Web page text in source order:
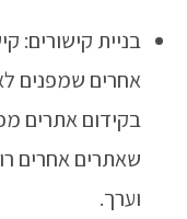
בניית קישורים:
אחרים שמפנים
בקידום אתרים
שאתרים אחרים
וערך.